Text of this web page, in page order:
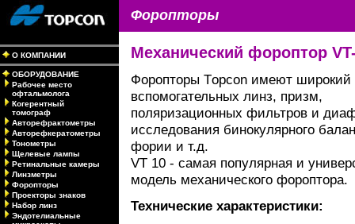
Форопторы
О КОМПАНИИ
ОБОРУДОВАНИЕ
Рабочее место
офтальмолога
Когерентный
томограф
Авторефрактометры
Авторефкератометры
Тонометры
Щелевые лампы
Ретинальные камеры
Линзметры
Форопторы
Проекторы знаков
Набор линз
Эндотелиальные
Механический фороптор
Форопторы Тopcon имеют широкий
вспомогательных линз, призм,
поляризационных фильтров и
исследования бинокулярного
фории и т.д.
VT 10 - самая популярная и
модель механического фороптора.
Технические характеристики: